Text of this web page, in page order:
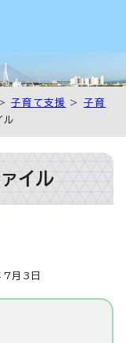
子育て支援 > 子育
ル
イル
月3日